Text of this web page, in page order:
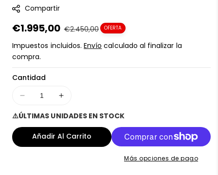
Compartir
Precio
en
oferta
€1.995,00 Precio
regular
€2.450,00 OFERTA
Impuestos incluidos.Envío calculado al finalizar la
compra.
Cantidad
Disminuir
cantidad
para
Patinete
eléctrico
Aumentar
para
Patinete
eléctrico
⚠️ÚLTIMAS UNIDADES EN STOCK
Añadir Al Carrito
Más opciones de pago